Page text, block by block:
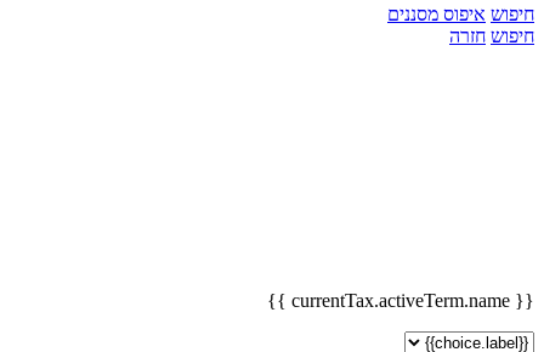
חיפוש איפוס מסננים
חיפוש חזרה
{{ currentTax.activeTerm.name }}